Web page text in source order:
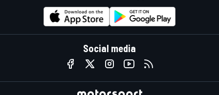
Social media